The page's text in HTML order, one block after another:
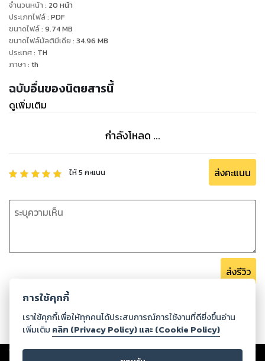
จำนวนหน้า : 20 หน้า
ประเภทไฟล์: PDF
ขนาดไฟล์: 9.74MB
ขนาดไฟล์มัลติมีเดีย : 34.96 MB
ประเทศ: TH
ภาษา : th
ฉบับอื่นของนิตยสารนี้
ดูเพิ่มเติม
กำลังโหลด ...
ให้5 คะแนน ส่งคะแนน
ส่งรีวิว
Copyright ©2026Storylog Co., Ltd. - สตอรี่ล็อกขอสงวนสิทธิ์ไม่รับผิดชอบ
การใช้คุกกี้
เราใช้คุกกี้เพื่อให้ทุกคนได้ประสบการณ์การใช้งานที่ดียิ่งขึ้นอ่าน
เพิ่มเติม คลิก (Privacy Policy) และ (Cookie Policy)